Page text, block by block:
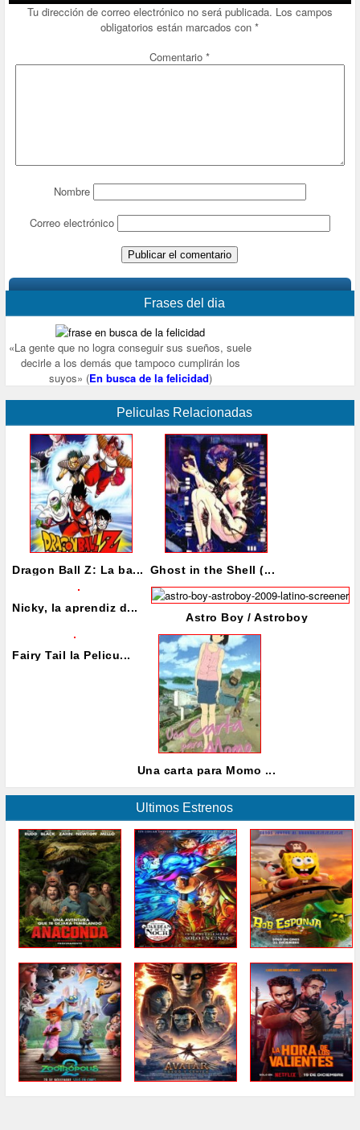
Tu dirección de correo electrónico no será publicada. Los campos
obligatorios están marcados con*
Comentario*
Nombre
Correo electrónico
Frases del dia
«La gente que no logra conseguir sus sueños, suele
decirle a los demás que tampoco cumplirán los
suyos» (En busca de la felicidad)
Peliculas Relacionadas
Dragon Ball Z: La ba... Ghost in the Shell (...
Nicky, la aprendiz d...
Astro Boy / Astroboy
Fairy Tail la Pelicu...
Una carta para Momo ...
Ultimos Estrenos